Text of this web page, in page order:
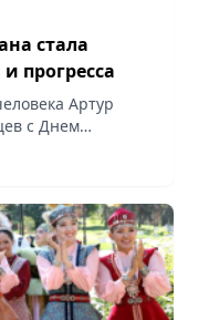
стала
прогресса
Артур
с Днем